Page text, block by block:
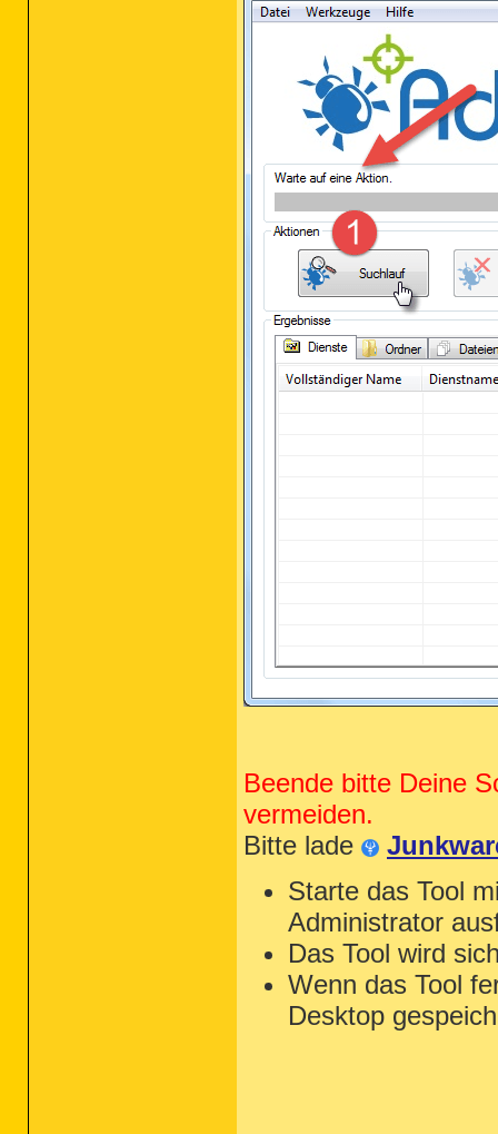
Beende bitte Deine
vermeiden.
Bitte lade
Starte das Tool
Administrator
Das Tool wird
Wenn das Tool
Desktop